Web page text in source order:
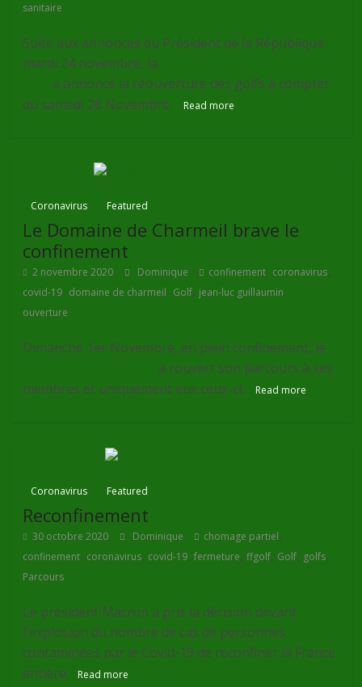
sanitaire
Suite aux annonces du Président de la République
mardi 24 novembre, la
a annoncé la réouverture des golfs à compter
du samedi 28 Novembre.
Read more
Coronavirus Featured
Le Domaine de Charmeil brave le
confinement
2 novembre 2020 Dominique confinement, coronavirus,
covid-19, domaine de charmeil, Golf, jean-luc guillaumin,
ouverture
Dimanche 1er Novembre, en plein confinement, le
a rouvert son parcours à ses
membres et uniquement eux ceux-ci.
Read more
Coronavirus Featured
Reconfinement
30 octobre 2020 Dominique chomage partiel,
confinement, coronavirus, covid-19,fermeture,ffgolf, Golf, golfs,
Parcours
Le président Macron a pris la décision devant
l'explosion du nombre de cas de personnes
contaminées par le Covid-19 de reconfiner la France
entière
Read more